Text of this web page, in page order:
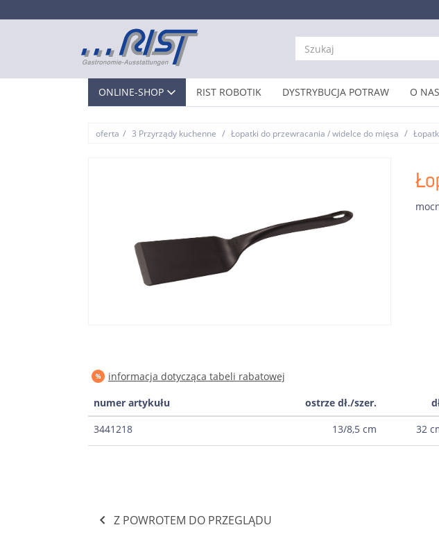
ONLINE-SHOP RIST ROBOTIK DYSTRYBUCJA POTRAW O NAS
oferta / 3 Przyrządy kuchenne / Łopatki do przewracania / widelce do mięsa /
informacja dotycząca tabeli rabatowej
numer artykułu
ostrze dł./szer.
3441218
13/8,5 cm 32
Z POWROTEM DO PRZEGLĄDU